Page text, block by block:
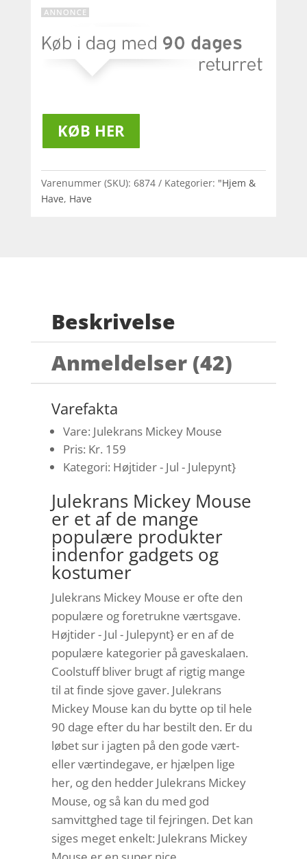
KØB HER
Varenummer (SKU): 6874 Kategorier: "Hjem &
Have, Have
Beskrivelse
Anmeldelser (42)
Varefakta
Vare: Julekrans Mickey Mouse
Pris: Kr. 159
Kategori: Højtider - Jul - Julepynt}
Julekrans Mickey Mouse
er et af de mange
populære produkter
indenfor gadgets og
kostumer
Julekrans Mickey Mouse er ofte den
populære og foretrukne værtsgave.
Højtider - Jul - Julepynt} er en af de
populære kategorier på gaveskalaen.
Coolstuff bliver brugt af rigtig mange
til at finde sjove gaver. Julekrans
Mickey Mouse kan du bytte op til hele
90 dage efter du har bestilt den. Er du
løbet sur i jagten på den gode vært-
eller værtindegave, er hjælpen lige
her, og den hedder Julekrans Mickey
Mouse, og så kan du med god
samvittghed tage til fejringen. Det kan
siges meget enkelt: Julekrans Mickey